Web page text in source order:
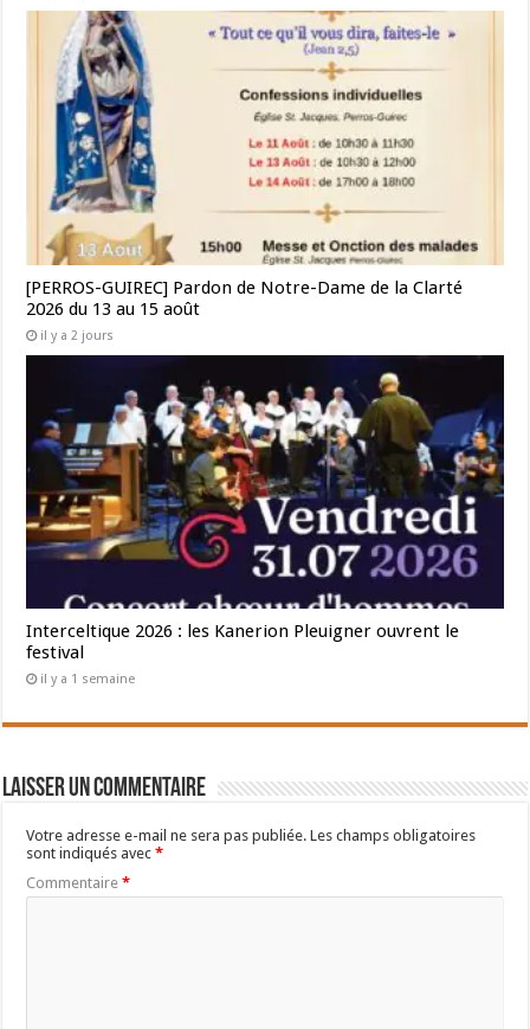
[PERROS-GUIREC] Pardon de Notre-Dame de la Clarté
2026 du 13 au 15 août
il y a 2 jours
Interceltique 2026 : les Kanerion Pleuigner ouvrent le
festival
il y a 1 semaine
Laisser un commentaire
Votre adresse e-mail ne sera pas publiée. Les champs obligatoires
sont indiqués avec*
Commentaire*